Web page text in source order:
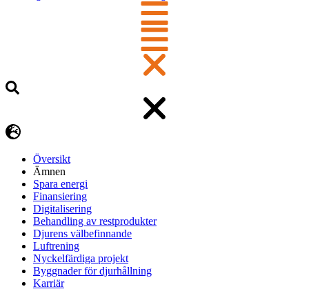
Översikt
Ämnen
Spara energi
Finansiering
Digitalisering
Behandling av restprodukter
Djurens välbefinnande
Luftrening
Nyckelfärdiga projekt
Byggnader för djurhållning
Karriär